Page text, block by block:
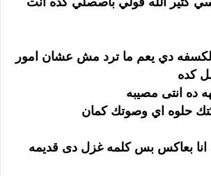
دي يعم ما ترد مش عشان امور
كده
ده انتى مصيبه
حلوه اي وصوتك كمان
انا بعاكس بس كلمه غزل دى قديمه